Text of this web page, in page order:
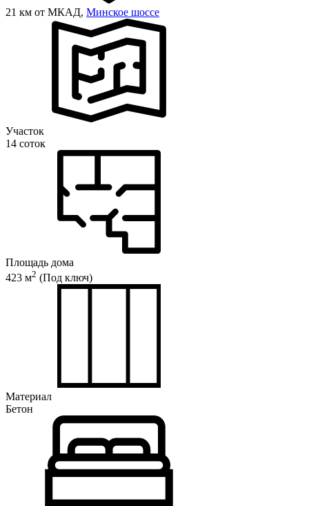
21 км от МКАД, Минское шоссе
Участок
14 соток
Площадь дома
423 м2 (Под ключ)
Материал
Бетон